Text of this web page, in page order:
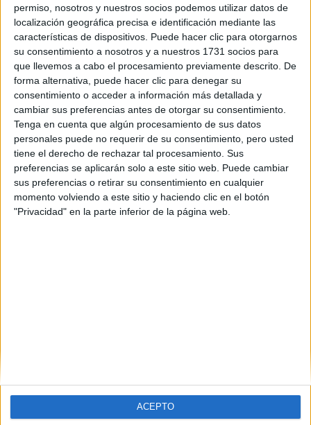
permiso, nosotros y nuestros socios podemos utilizar datos de
localización geográfica precisa e identificación mediante las
características de dispositivos. Puede hacer clic para otorgarnos
su consentimiento a nosotros y a nuestros 1731 socios para
que llevemos a cabo el procesamiento previamente descrito. De
forma alternativa, puede hacer clic para denegar su
consentimiento o acceder a información más detallada y
cambiar sus preferencias antes de otorgar su consentimiento.
Tenga en cuenta que algún procesamiento de sus datos
personales puede no requerir de su consentimiento, pero usted
tiene el derecho de rechazar tal procesamiento. Sus
preferencias se aplicarán solo a este sitio web. Puede cambiar
sus preferencias o retirar su consentimiento en cualquier
momento volviendo a este sitio y haciendo clic en el botón
"Privacidad" en la parte inferior de la página web.
ACEPTO
maragon
21st jun 2009
Pues la carrera no es ni
Pues la carrera no es ni fácil ni difícil elegirla. A mí me eligió ella.
Es decir, yo voy a empezar el año que viene una carrera porque
me gusta y punto, hay que decidirse por una, pero siempre es
posible cambiar o estudiar otras. Para mí, por ejemplo, no era
difícil elegir qué carrera quería, tenía claro que iba a hacer una
filología, sólo me hacía falta saber cuál concretamente, y dudaba
entre todas excepto la inglesa, y he elegido alemana. En un
futuro podré hacer las otras si sigo con interés, por ejemplo,
eslava, clásica, románica o hebrea. Mira tus gustos a la hora de
estudiar y también en cuanto al trabajo, porque si crees que te
gusta la enfermería pero no te gusta el olor de los hospitales,